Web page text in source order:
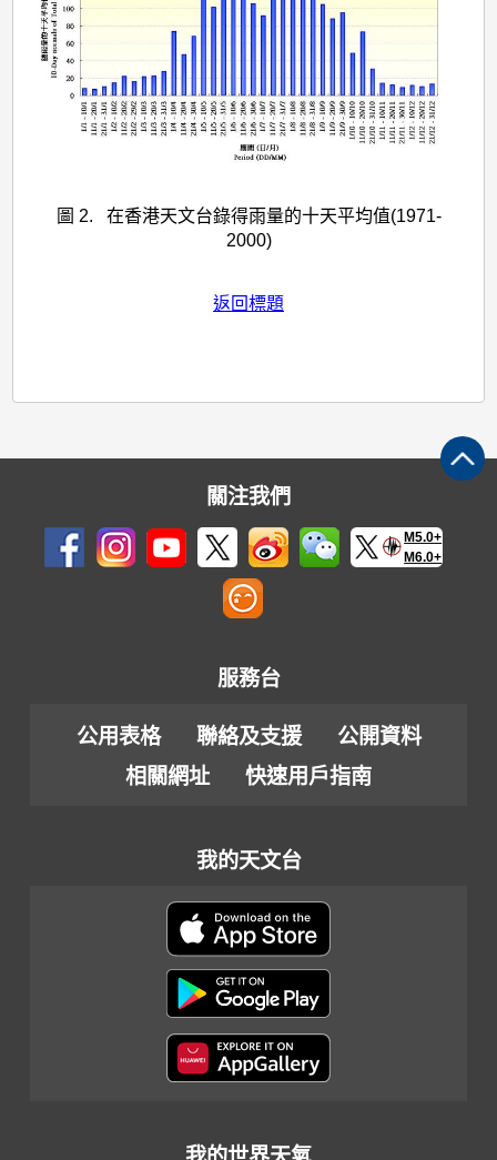
圖 2. 在香港天文台錄得雨量的十天平均值(1971-
2000)
返回標題
關注我們
M5.0+
M6.0+
服務台
公用表格 聯絡及支援
公開資料
相關網址
快速用戶指南
我的天文台